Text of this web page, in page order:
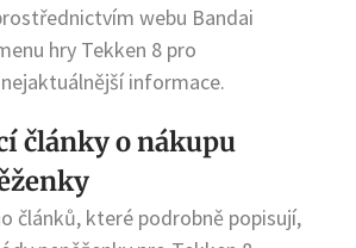
webu Bandai
hry Tekken 8 pro
informace.
články o nákupu
článků, které podrobně popisují,